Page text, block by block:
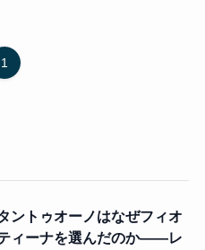
1
ントゥオーノはなぜフィオ
ィーナを選んだのか――レ